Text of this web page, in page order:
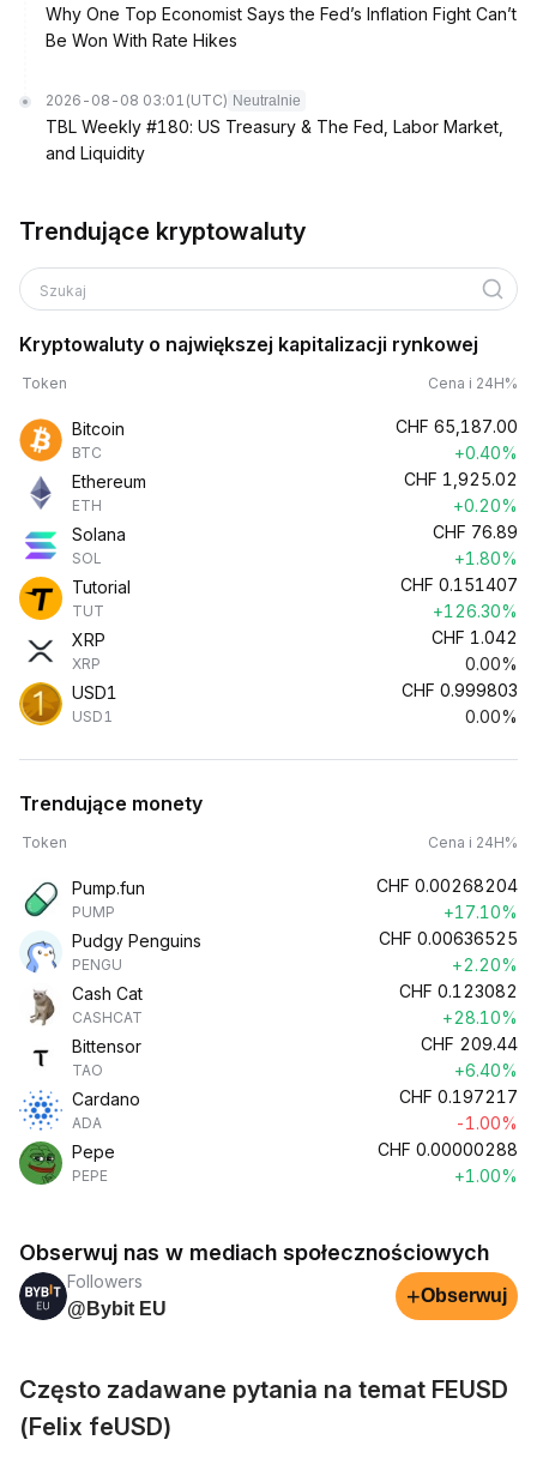
Why One Top Economist Says the Fed’s Inflation Fight Can’t
Be Won With Rate Hikes
2026-08-08 03:01 (UTC) Neutralnie
TBL Weekly #180: US Treasury & The Fed, Labor Market,
and Liquidity
Trendujące kryptowaluty
Szukaj
Kryptowaluty o największej kapitalizacji rynkowej
Token Cena i 24H%
Bitcoin
BTC
CHF 65,187.00
+0.40%
Ethereum
ETH
CHF 1,925.02
+0.20%
Solana
SOL
CHF 76.89
+1.80%
Tutorial
TUT
CHF 0.151407
+126.30%
XRP
XRP
CHF 1.042
0.00%
USD1
USD1
CHF 0.999803
0.00%
Trendujące monety
Token Cena i 24H%
Pump.fun
PUMP
CHF 0.00268204
+17.10%
Pudgy Penguins
PENGU
CHF 0.00636525
+2.20%
Cash Cat
CASHCAT
CHF 0.123082
+28.10%
Bittensor
TAO
CHF 209.44
+6.40%
Cardano
ADA
CHF 0.197217
-1.00%
Pepe
PEPE
CHF 0.00000288
+1.00%
Obserwuj nas w mediach społecznościowych
Followers
@Bybit EU
+Obserwuj
Często zadawane pytania na temat FEUSD
(Felix feUSD)